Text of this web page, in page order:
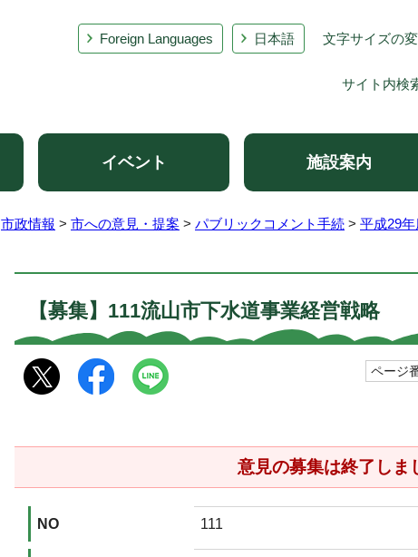
Foreign Languages 日本語 文字サイズの
サイト内検
イベント 施設案内
市政情報 > 市への意見・提案 > パブリックコメント手続 > 平成29
【募集】111流山市下水道事業経営戦略
ページ
意見の募集は終了しま
NO 111